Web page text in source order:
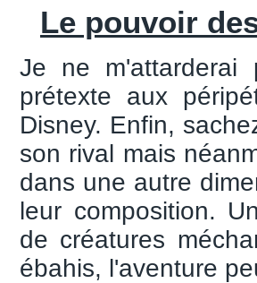
Le pouvoir
Je ne
prétexte aux
Disney. Enfin,
son rival mais
dans une autre
leur composition.
de créatures
ébahis, l'aventure